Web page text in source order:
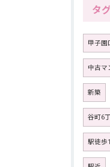
タ
甲子園
中古マ
新築
谷町6
駅徒歩